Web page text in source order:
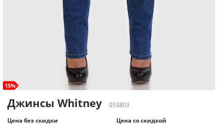
15%
Джинсы Whitney
053803
Цена без скидки
Цена со скидкой